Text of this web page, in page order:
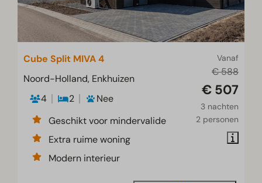
Vanaf
€ 588
€ 507
3 nachten
2 personen
Cube Split MIVA 4
Noord-Holland, Enkhuizen
4
2
Nee
Geschikt voor mindervalide
Extra ruime woning
Modern interieur